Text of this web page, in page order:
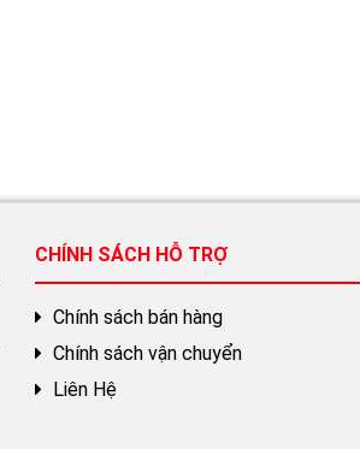
CHÍNH SÁCH HỖ TRỢ
Chính sách bán hàng
Chính sách vận chuyển
Liên Hệ